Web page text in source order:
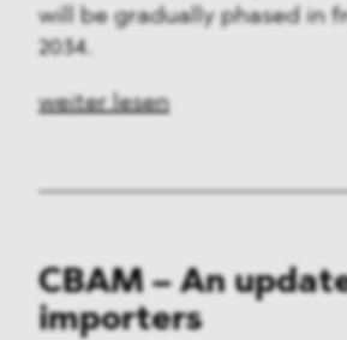
will be gradually phased in
2034.
weiter lesen
CBAM – An
importers